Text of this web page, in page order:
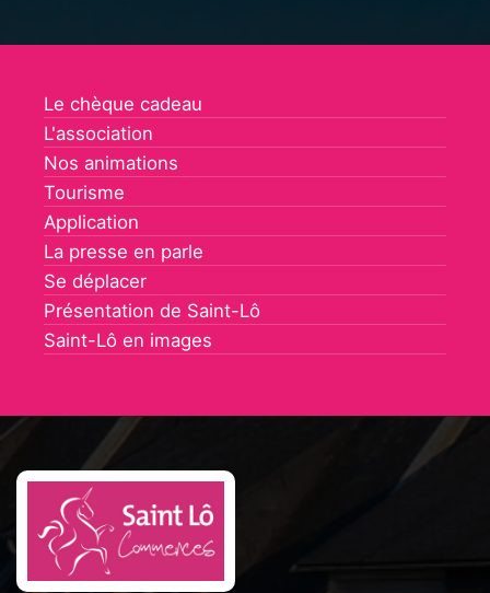
Le chèque cadeau
L'association
Nos animations
Tourisme
Application
La presse en parle
Se déplacer
Présentation de Saint-Lô
Saint-Lô en images